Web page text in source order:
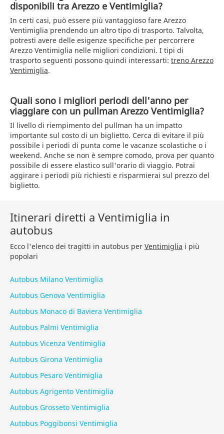
disponibili tra Arezzo e Ventimiglia?
In certi casi, può essere più vantaggioso fare Arezzo
Ventimiglia prendendo un altro tipo di trasporto. Talvolta,
potresti avere delle esigenze specifiche per percorrere
Arezzo Ventimiglia nelle migliori condizioni. I tipi di
trasporto seguenti possono quindi interessarti: treno Arezzo
Ventimiglia.
Quali sono i migliori periodi dell'anno per
viaggiare con un pullman Arezzo Ventimiglia?
Il livello di riempimento del pullman ha un impatto
importante sul costo di un biglietto. Cerca di evitare il più
possibile i periodi di punta come le vacanze scolastiche o i
weekend. Anche se non è sempre comodo, prova per quanto
possibile di essere elastico sull'orario di viaggio. Potrai
aggirare i periodi più richiesti e risparmierai sul prezzo del
biglietto.
Itinerari diretti a Ventimiglia in
autobus
Ecco l'elenco dei tragitti in autobus per Ventimiglia i più
popolari
Autobus Milano Ventimiglia
Autobus Genova Ventimiglia
Autobus Monaco di Baviera Ventimiglia
Autobus Palmi Ventimiglia
Autobus Vicenza Ventimiglia
Autobus Girona Ventimiglia
Autobus Pesaro Ventimiglia
Autobus Agrigento Ventimiglia
Autobus Grosseto Ventimiglia
Autobus Poggibonsi Ventimiglia